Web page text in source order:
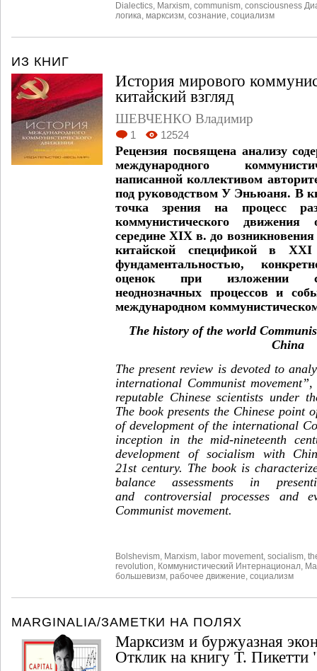
Dialectics Marxism communism consciousness
логика марксизм сознание социализм
ИЗ КНИГ
История мирового
китайский взгляд
ШЕВЧЕНКО Владимир
1 12524
Рецензия посвящена анализу
международного
написанной коллективом
под руководством У Эньюаня. В
точка зрения на процесс
коммунистического
середине XIX в. до
китайской спецификой в
фундаментальностью,
оценок при
неоднозначных процессов и
международном
The history of the world
China
The present review is devoted to
international Communist
reputable Chinese scientists under
The book presents the Chinese point
of development of the international
inception in the mid-nineteenth
development of socialism with
21st century. The book is
balance assessments in
and controversial processes and
Communist movement.
Bolshevism Marxism labor movement socialism
revolution Коммунистический Интернационал
большевизм рабочее движение социализм
MARGINALIA/ЗАМЕТКИ НА ПОЛЯХ
Марксизм и буржуазная
Отклик на книгу Т.